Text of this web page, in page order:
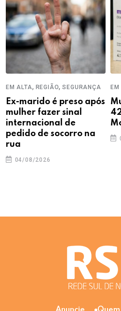
EM ALTA, REGIÃO,SEGURANÇA
Ex-marido é preso após
mulher fazer sinal
internacional de
pedido de socorro na
rua
04/08/2026